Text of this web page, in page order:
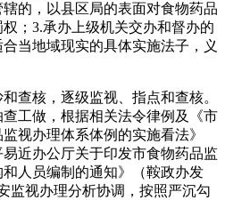
的，以县区局的表面对食物药品
；3.承办上级机关交办和督办的
当地域现实的具体实施法子，义
核，逐级监视、指点和查核。
工做，根据相关法令律例及《市
视办理体系体例的实施看法》
易近办公厅关于印发市食物药品监
人员编制的通知》（鞍政办发
监视办理分析协调，按照严沉勾